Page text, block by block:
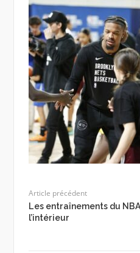
Article précédent
Les entraînements du
l’intérieur